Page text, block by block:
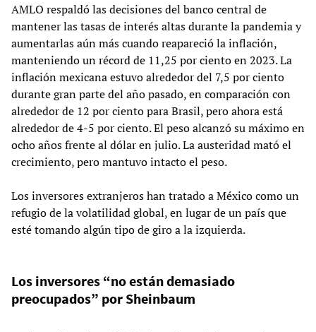
AMLO respaldó las decisiones del banco central de
mantener las tasas de interés altas durante la pandemia y
aumentarlas aún más cuando reapareció la inflación,
manteniendo un récord de 11,25 por ciento en 2023. La
inflación mexicana estuvo alrededor del 7,5 por ciento
durante gran parte del año pasado, en comparación con
alrededor de 12 por ciento para Brasil, pero ahora está
alrededor de 4-5 por ciento. El peso alcanzó su máximo en
ocho años frente al dólar en julio. La austeridad mató el
crecimiento, pero mantuvo intacto el peso.
Los inversores extranjeros han tratado a México como un
refugio de la volatilidad global, en lugar de un país que
esté tomando algún tipo de giro a la izquierda.
Los inversores “no están demasiado
preocupados” por Sheinbaum